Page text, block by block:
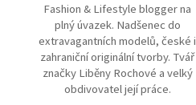
Fashion & Lifestyle blogger na
plný úvazek. Nadšenec do
extravagantních modelů, české i
zahraniční originální tvorby. Tvář
značky Liběny Rochové a velký
obdivovatel její práce.